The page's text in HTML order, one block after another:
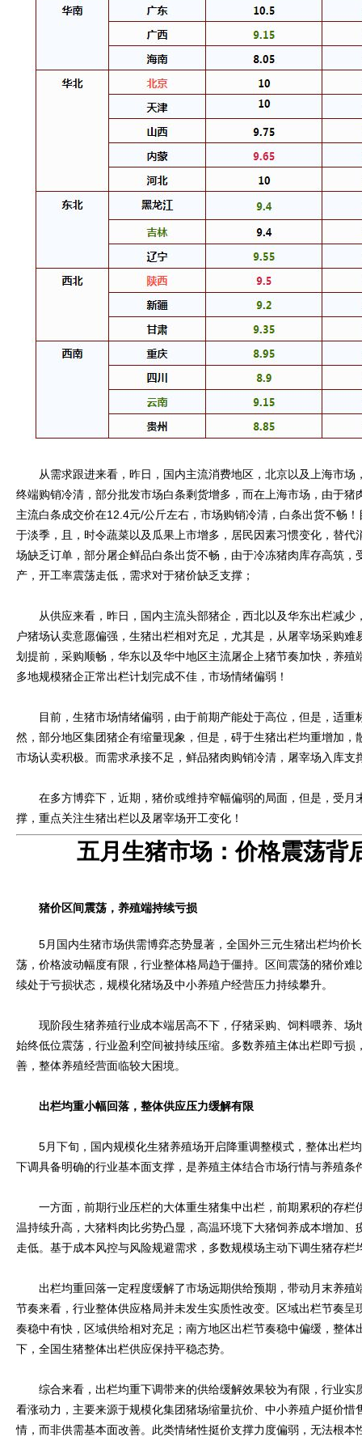
从需求跟进来看，昨日，国内主流消费地区，北京以及上海市场
终端购销冷清，部分批发市场白条剩货增多，而在上海市场，由于猪
主流白条成交价在12.4元/公斤左右，市场购销冷清，白条出货不畅
于淡季，且，时令蔬菜以及瓜果上市增多，居民因素习惯变化，替代
场缺乏订单，部分屠企鲜品白条出货不畅，由于冷冻猪肉库存高筑，
产，开工率震荡走低，需求对于猪价缺乏支撑；
从供应来看，昨日，国内主流头部猪企，西北以及华东出栏减少
户猪场认卖意愿偏强，生猪出栏相对充足，尤其是，从屠宰场采购
划提前，采购顺畅，华东以及华中地区主流屠企上猪节奏加快，养殖
多地规模猪企正常出栏计划完成不佳，市场情绪偏弱！
目前，生猪市场情绪偏弱，由于前期产能处于高位，但是，适重
然，部分地区集团猪企有缩量现象，但是，碍于生猪出栏均重增加，
市场认卖积极。而需求承接不足，鲜品猪肉购销冷清，屠宰场入库支
在多方博弈下，近期，猪价或维持窄幅偏弱的局面，但是，受月
撑，重点关注生猪出栏以及屠宰场开工变化！
五月生猪市场：价格震荡背
猪价区间震荡，养殖端持续亏损
5月国内生猪市场供需博弈态势显著，全国外三元生猪出栏均价
荡，价格波动幅度有限，行业整体格局趋于僵持。区间震荡的猪价难
续处于亏损状态，规模化猪场及中小养殖户经营压力持续攀升。
现阶段生猪养殖行业成本端居高不下，仔猪采购、饲料喂养、场
始终低位震荡，行业盈利空间被持续压缩。多数养殖主体出栏即亏损
善，整体养殖经营面临较大困境。
出栏均重小幅回落，整体供应压力缓解有限
5月下旬，国内规模化生猪养殖场开启降重调整模式，整体出栏
下调具备明确的行业基本面支撑，是养殖主体结合市场行情与养殖条
一方面，前期行业压栏的大体重生猪集中出栏，前期累积的存栏
温持续升高，大猪料肉比劣势凸显，高温环境下大猪饲养成本增加、
走低。基于成本风控与风险规避需求，多数规模场主动下调生猪存栏
出栏均重回落一定程度缓解了市场远期供给预期，带动月末养殖
节奏来看，行业整体供应格局并未发生实质性改变。区域出栏节奏呈
奏稳中有快，区域供给相对充足；南方地区出栏节奏稳中偏缓，整体
下，全国生猪整体出栏供应保持平稳态势。
综合来看，出栏均重下调带来的供给缓解效果较为有限，行业实
看涨动力，主要来源于规模化集团猪场缩量抗价、中小养殖户挺价惜
情，而非供需基本面改善。此类情绪性挺价支撑力度偏弱，无法根本